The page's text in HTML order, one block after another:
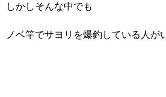
しかしそんな中でも
ノベ竿でサヨリを爆釣している人が